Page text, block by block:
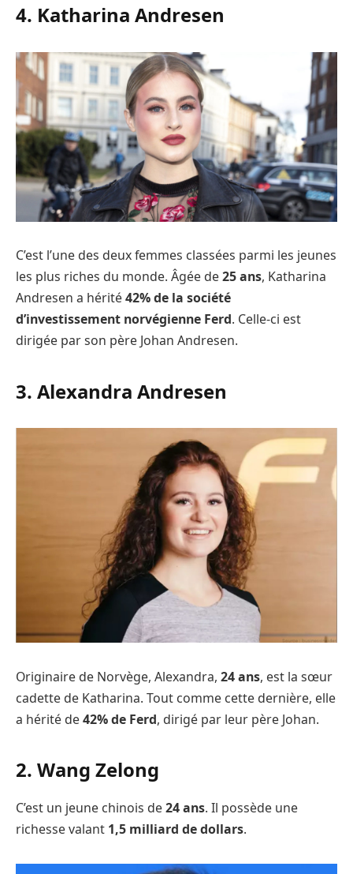
4. Katharina Andresen
C’est l’une des deux femmes classées parmi les jeunes
les plus riches du monde. Âgée de25 ans, Katharina
Andresen a hérité42% de la société
d’investissement norvégienne Ferd. Celle-ci est
dirigée par son père Johan Andresen.
3. Alexandra Andresen
Originaire de Norvège, Alexandra, 24 ans, est la sœur
cadette de Katharina. Tout comme cette dernière, elle
a hérité de42% de Ferd, dirigé par leur père Johan.
2. Wang Zelong
C’est un jeune chinois de24 ans. Il possède une
richesse valant 1,5 milliard de dollars.